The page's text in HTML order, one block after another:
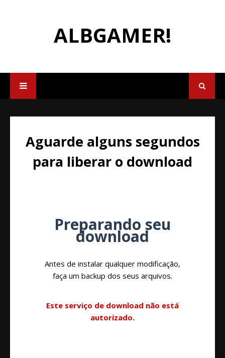
ALBGAMER!
Aguarde alguns segundos
para liberar o download
Preparando seu
download
Antes de instalar qualquer modificação,
faça um backup dos seus arquivos.
Este serviço de download não está
autorizado.